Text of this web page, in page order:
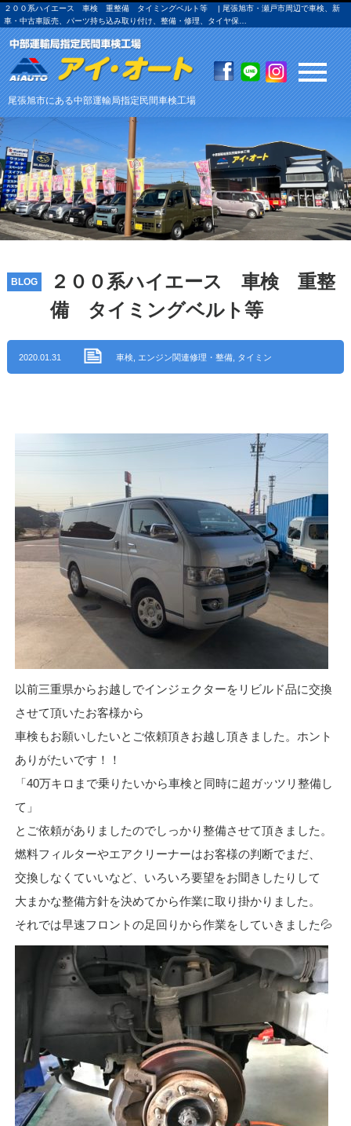
２００系ハイエース 車検 重整備 タイミングベルト等 | 尾張旭市・瀬戸市周辺で車検、新
車・中古車販売、パーツ持ち込み取り付け、整備・修理、タイヤ保…
尾張旭市にある中部運輸局指定民間車検工場
２００系ハイエース 車検 重整
備 タイミングベルト等
BLOG
2020.01.31 車検 エンジン関連修理・整備, タイミン
,エン
ジンオイル漏れ修理 アイ・オート ブロ
グ オルタネーター交換,三重県名張市
以前三重県からお越しでインジェクターをリビルド品に交換
させて頂いたお客様から
車検もお願いしたいとご依頼頂きお越し頂きました。ホント
ありがたいです！！
「40万キロまで乗りたいから車検と同時に超ガッツリ整備し
て」
とご依頼がありましたのでしっかり整備させて頂きました。
燃料フィルターやエアクリーナーはお客様の判断でまだ、
交換しなくていいなど、いろいろ要望をお聞きしたりして
大まかな整備方針を決めてから作業に取り掛かりました。
それでは早速フロントの足回りから作業をしていきました💦